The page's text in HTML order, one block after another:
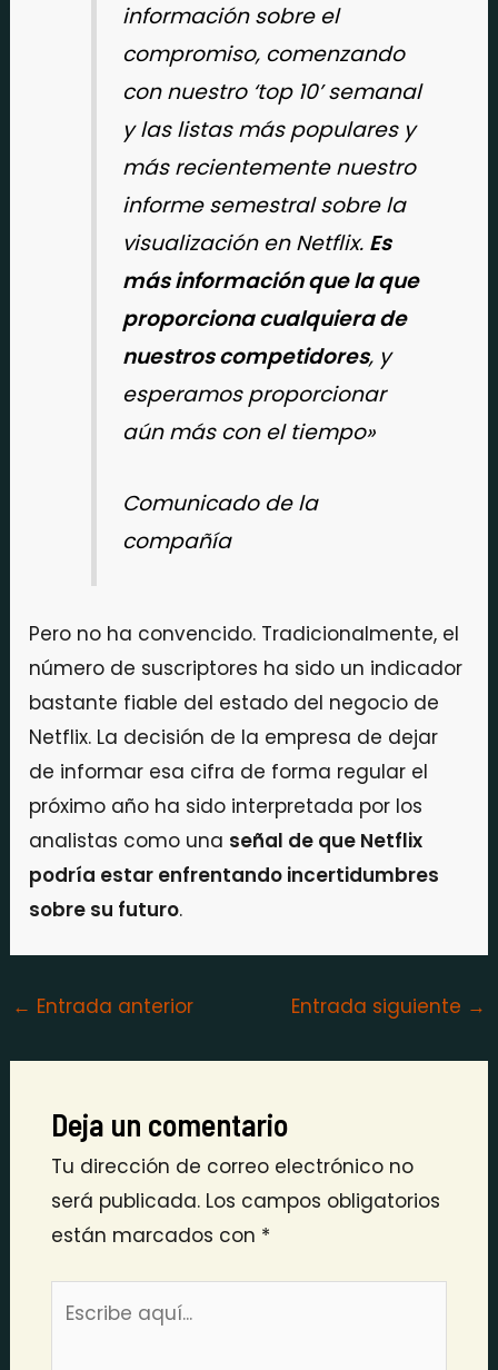
información sobre el
compromiso, comenzando
con nuestro ‘top 10’ semanal
y las listas más populares y
más recientemente nuestro
informe semestral sobre la
visualización en Netflix. Es
más información que la que
proporciona cualquiera de
nuestros competidores, y
esperamos proporcionar
aún más con el tiempo»
Comunicado de la
compañía
Pero no ha convencido. Tradicionalmente, el
número de suscriptores ha sido un indicador
bastante fiable del estado del negocio de
Netflix. La decisión de la empresa de dejar
de informar esa cifra de forma regular el
próximo año ha sido interpretada por los
analistas como una señal de que Netflix
podría estar enfrentando incertidumbres
sobre su futuro.
← Entrada anterior Entrada siguiente →
Deja un comentario
Tu dirección de correo electrónico no
será publicada. Los campos obligatorios
están marcados con *